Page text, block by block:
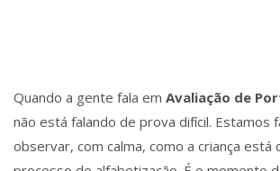
Quando a gente fala em Avaliação de
não está falando de prova difícil. Estamos
observar, com calma, como a criança está